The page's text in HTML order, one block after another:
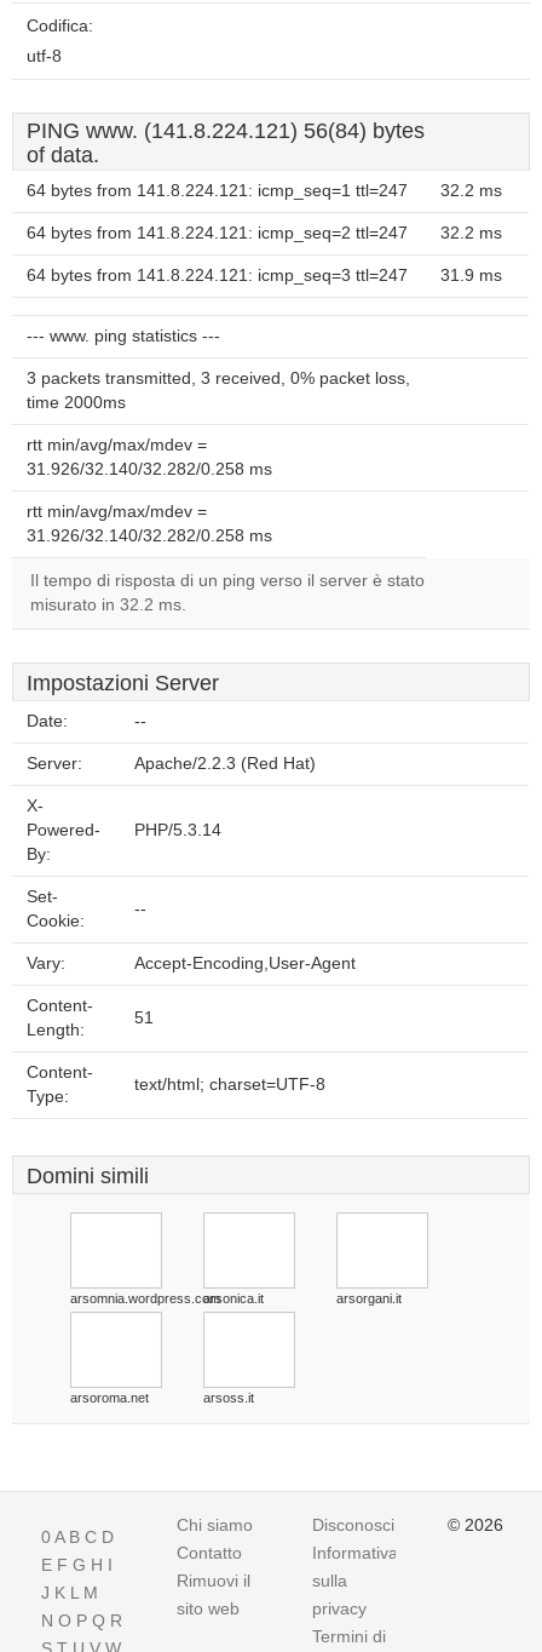
Codifica:
utf-8
PING www. (141.8.224.121) 56(84) bytes
of data.
64 bytes from 141.8.224.121: icmp_seq=1 ttl=247 32.2 ms
64 bytes from 141.8.224.121: icmp_seq=2 ttl=247 32.2 ms
64 bytes from 141.8.224.121: icmp_seq=3 ttl=247 31.9 ms
--- www. ping statistics ---
3 packets transmitted, 3 received, 0% packet loss,
time 2000ms
rtt min/avg/max/mdev =
31.926/32.140/32.282/0.258 ms
rtt min/avg/max/mdev =
31.926/32.140/32.282/0.258 ms
Il tempo di risposta di un ping verso il server è stato
misurato in 32.2 ms.
Impostazioni Server
Date: --
Server: Apache/2.2.3 (Red Hat)
X-
Powered-
By:
PHP/5.3.14
Set-
Cookie:
--
Vary: Accept-Encoding,User-Agent
Content-
Length:
51
Content-
Type:
text/html; charset=UTF-8
Domini simili
arsomnia.wordpress.comarsonica.it arsorgani.it
arsoroma.net arsoss.it
0A B C D
E F G H I
J K L M
N O P Q R
Chi siamo
Contatto
Rimuovi il
sito web
Disconoscimento
Informativa
sulla
privacy
Termini di
© 2026